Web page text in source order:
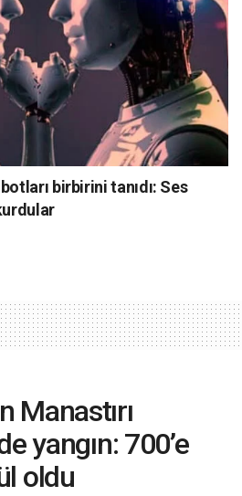
birbirini tanıdı: Ses
Manastırı
yangın: 700’e
oldu